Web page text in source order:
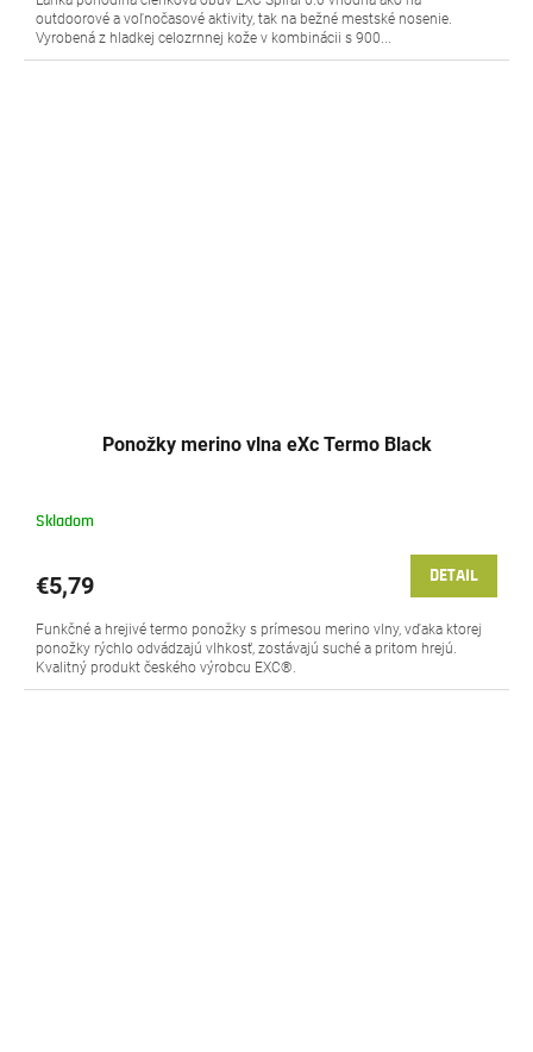
outdoorové a voľnočasové aktivity, tak na bežné mestské nosenie.
Vyrobená z hladkej celozrnnej kože v kombinácii s 900...
Ponožky merino vlna eXc Termo Black
Skladom
€5,79 DETAIL
Funkčné a hrejivé termo ponožky s prímesou merino vlny, vďaka ktorej
ponožky rýchlo odvádzajú vlhkosť, zostávajú suché a pritom hrejú.
Kvalitný produkt českého výrobcu EXC®.